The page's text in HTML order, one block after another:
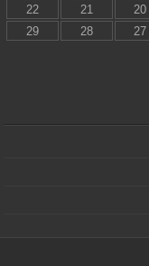
20
21
22
27
28
29